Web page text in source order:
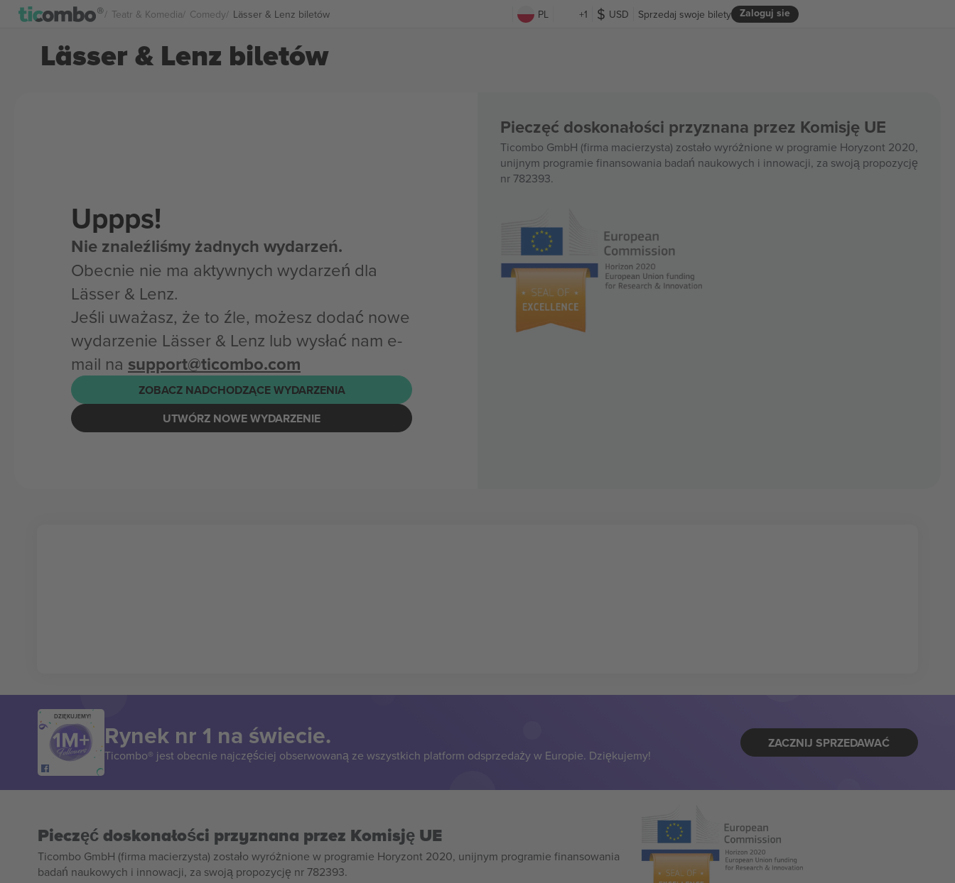
Teatr & Komedia Comedy Lässer & Lenz biletów PL +1 USD Zaloguj sie
Sprzedaj swoje bilety
Lässer & Lenz biletów
Uppps!
Nie znaleźliśmy żadnych wydarzeń.
Obecnie nie ma aktywnych wydarzeń dla
Lässer & Lenz.
Jeśli uważasz, że to źle, możesz dodać nowe
wydarzenie Lässer & Lenz lub wysłać nam e-
mail na support@ticombo.com
ZOBACZ NADCHODZĄCE WYDARZENIA
UTWÓRZ NOWE WYDARZENIE
Pieczęć doskonałości przyznana przez Komisję UE
Ticombo GmbH (firma macierzysta) zostało wyróżnione w programie Horyzont 2020,
unijnym programie finansowania badań naukowych i innowacji, za swoją propozycję
nr 782393.
DZIĘKUJEMY!
Rynek nr 1 na świecie.
Ticombo® jest obecnie najczęściej obserwowaną ze wszystkich platform odsprzedaży w Europie. Dziękujemy!
ZACZNIJ SPRZEDAWAĆ
Pieczęć doskonałości przyznana przez Komisję UE
Ticombo GmbH (firma macierzysta) zostało wyróżnione w programie Horyzont 2020, unijnym programie finansowania
badań naukowych i innowacji, za swoją propozycję nr 782393.